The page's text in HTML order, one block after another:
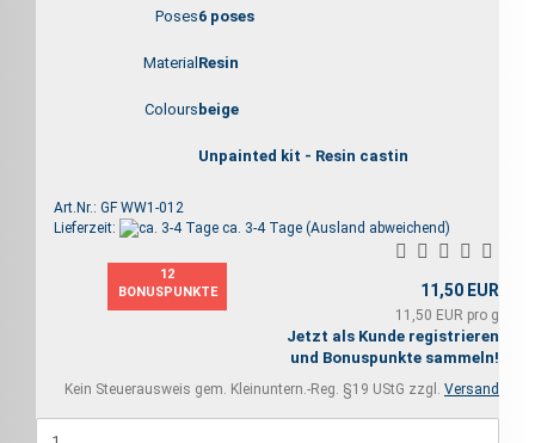
Poses6 poses
Material Resin
Colours beige
Unpainted kit - Resin castin
Art.Nr.: GF WW1-012
Lieferzeit:
ca. 3-4 Tage (Ausland abweichend)
12
BONUSPUNKTE
11,50 EUR
11,50 EUR pro g
Jetzt als Kunde registrieren
und Bonuspunkte sammeln!
Kein Steuerausweis gem. Kleinuntern.-Reg. §19 UStG zzgl. Versand